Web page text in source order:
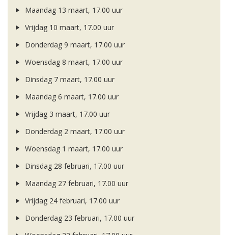
Maandag 13 maart, 17.00 uur
Vrijdag 10 maart, 17.00 uur
Donderdag 9 maart, 17.00 uur
Woensdag 8 maart, 17.00 uur
Dinsdag 7 maart, 17.00 uur
Maandag 6 maart, 17.00 uur
Vrijdag 3 maart, 17.00 uur
Donderdag 2 maart, 17.00 uur
Woensdag 1 maart, 17.00 uur
Dinsdag 28 februari, 17.00 uur
Maandag 27 februari, 17.00 uur
Vrijdag 24 februari, 17.00 uur
Donderdag 23 februari, 17.00 uur